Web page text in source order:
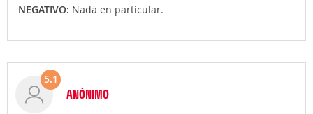
NEGATIVO: Nada en particular.
5.1
ANÓNIMO